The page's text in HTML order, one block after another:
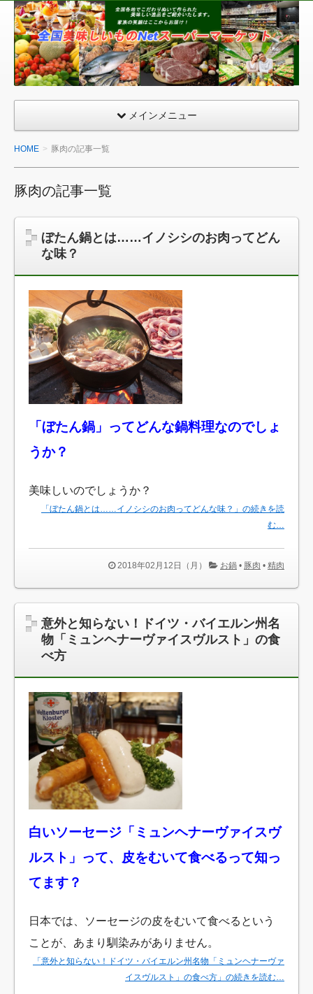
全
国
美
味
も
の
ト
ス
ー
パ
メインメニュー
HOME 豚肉の記事一覧
豚肉の記事一覧
ぼたん鍋とは……イノシシのお肉ってどん
な味？
「ぼたん鍋」ってどんな鍋料理なのでしょ
うか？
美味しいのでしょうか？
「ぼたん鍋とは……イノシシのお肉ってどんな味？」の続きを読
む…
2018年02月12日（月） お鍋 • 豚肉 • 精肉
意外と知らない！ドイツ・バイエルン州名
物「ミュンヘナーヴァイスヴルスト」の食
べ方
白いソーセージ「ミュンヘナーヴァイスヴ
ルスト」って、皮をむいて食べるって知っ
てます？
日本では、ソーセージの皮をむいて食べるという
ことが、あまり馴染みがありません。
「意外と知らない！ドイツ・バイエルン州名物「ミュンヘナーヴァ
イスヴルスト」の食べ方」の続きを読む…